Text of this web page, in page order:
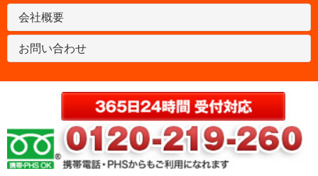
会社概要
お問い合わせ